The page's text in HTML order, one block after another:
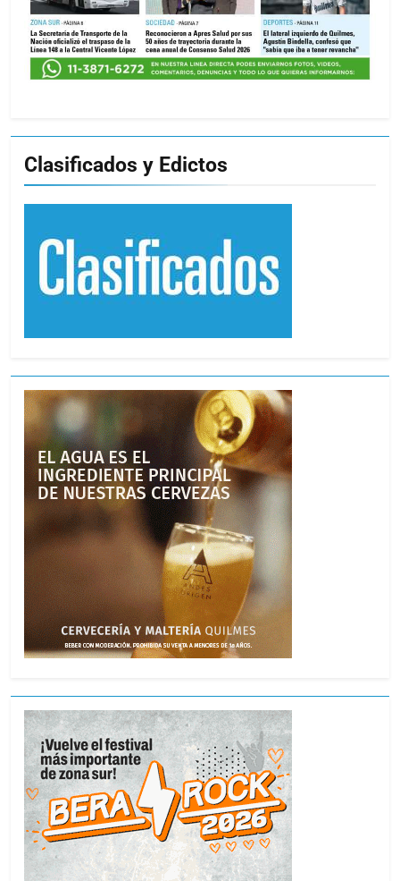
Clasificados y Edictos